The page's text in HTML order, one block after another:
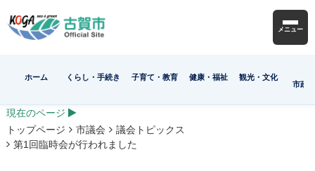
メニュー
ホーム くらし・手続き 子育て・教育 健康・福祉
観光・文化
市政
現在のページ
トップページ
市議会
議会トピックス
第1回臨時会が行われました